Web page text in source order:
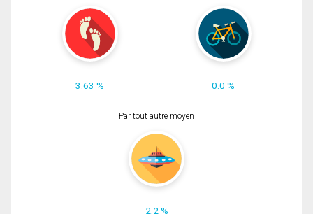
3.63 % 0.0 %
Par tout autre moyen
2.2 %